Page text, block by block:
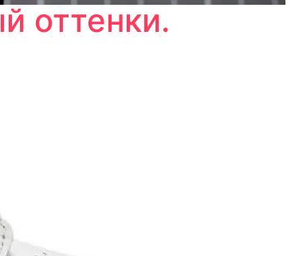
оттенки.